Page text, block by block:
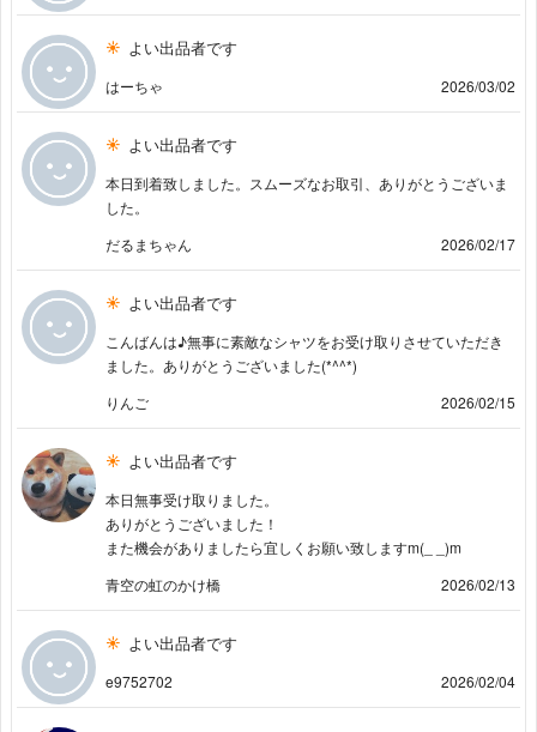
よい出品者です
はーちゃ 2026/03/02
よい出品者です
本日到着致しました。スムーズなお取引、ありがとうございま
した。
だるまちゃん
2026/02/17
よい出品者です
こんばんは♪無事に素敵なシャツをお受け取りさせていただき
ました。ありがとうございました(*^^*)
りんご
2026/02/15
よい出品者です
本日無事受け取りました。
ありがとうございました！
また機会がありましたら宜しくお願い致しますm(_ _)m
青空の虹のかけ橋
2026/02/13
よい出品者です
e9752702 2026/02/04